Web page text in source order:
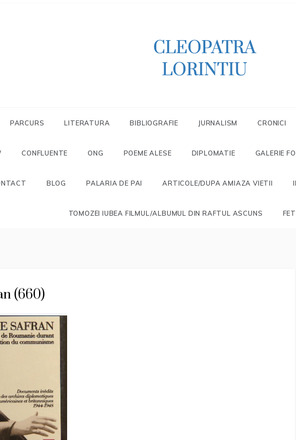
LORINTIU
PARCURS LITERATURA BIBLIOGRAFIE JURNALISM CRONICI
CONFLUENTE ONG POEME ALESE DIPLOMATIE GALERIE
BLOG PALARIA DE PAI ARTICOLE/DUPA AMIAZA VIETII
TOMOZEI IUBEA FILMUL/ALBUMUL DIN RAFTUL ASCUNS
(660)